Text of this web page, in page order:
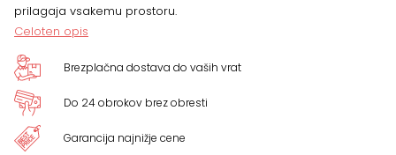
prilagaja vsakemu prostoru.
Celoten opis
Brezplačna dostava do vaših vrat
Do 24 obrokov brez obresti
Garancija najnižje cene